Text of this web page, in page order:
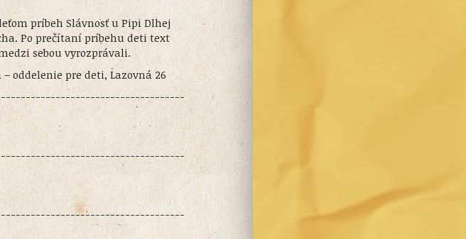
príbeh Slávnosť u Pipi Dlhej
Po prečítaní príbehu deti text
sebou vyrozprávali.
oddelenie pre deti, Lazovná 26